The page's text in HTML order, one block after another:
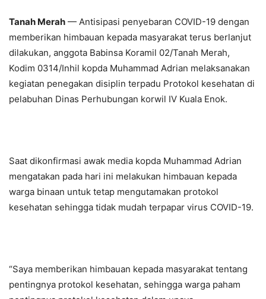
Tanah Merah — Antisipasi penyebaran COVID-19 dengan
memberikan himbauan kepada masyarakat terus berlanjut
dilakukan, anggota Babinsa Koramil 02/Tanah Merah,
Kodim 0314/Inhil kopda Muhammad Adrian melaksanakan
kegiatan penegakan disiplin terpadu Protokol kesehatan di
pelabuhan Dinas Perhubungan korwil IV Kuala Enok.
Saat dikonfirmasi awak media kopda Muhammad Adrian
mengatakan pada hari ini melakukan himbauan kepada
warga binaan untuk tetap mengutamakan protokol
kesehatan sehingga tidak mudah terpapar virus COVID-19.
“Saya memberikan himbauan kepada masyarakat tentang
pentingnya protokol kesehatan, sehingga warga paham